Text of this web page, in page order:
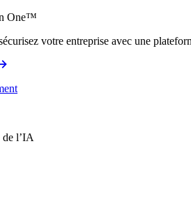
One™
votre entreprise avec une
de l’IA